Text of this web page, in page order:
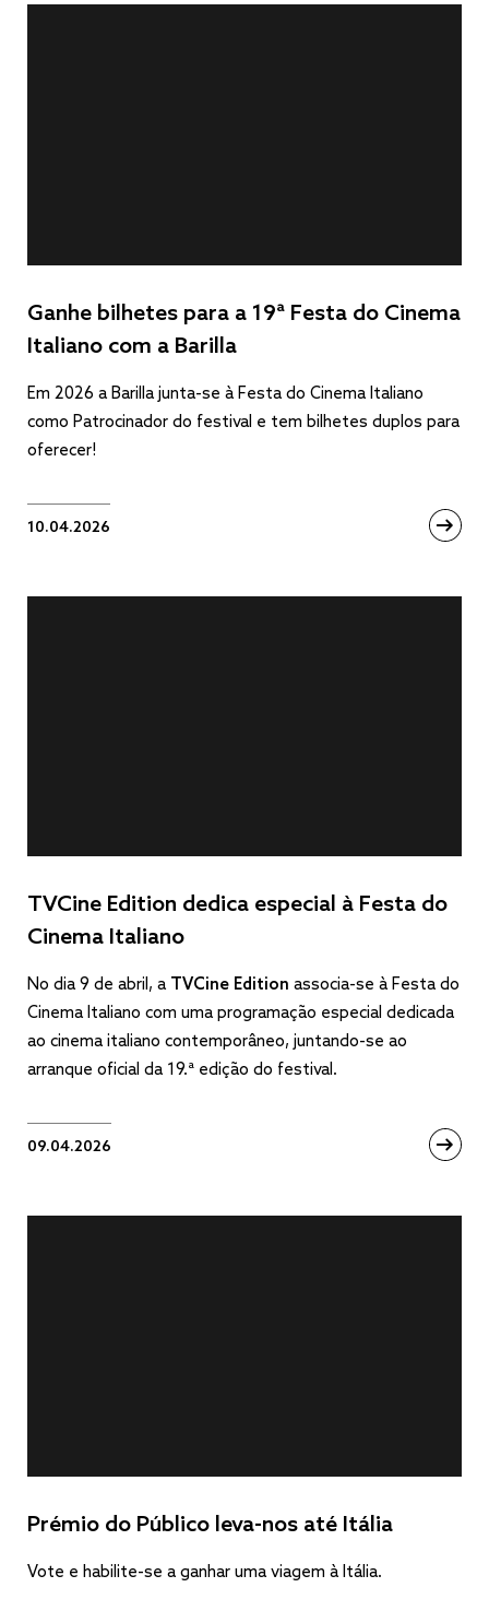
Ganhe bilhetes para a 19ª Festa do Cinema
Italiano com a Barilla
Em 2026 a Barilla junta-se à Festa do Cinema Italiano
como Patrocinador do festival e tem bilhetes duplos para
oferecer!
10.04.2026
TVCine Edition dedica especial à Festa do
Cinema Italiano
No dia 9 de abril, a TVCine Edition associa-se à Festa do
Cinema Italiano com uma programação especial dedicada
ao cinema italiano contemporâneo, juntando-se ao
arranque oficial da 19.ª edição do festival.
09.04.2026
Prémio do Público leva-nos até Itália
Vote e habilite-se a ganhar uma viagem à Itália.